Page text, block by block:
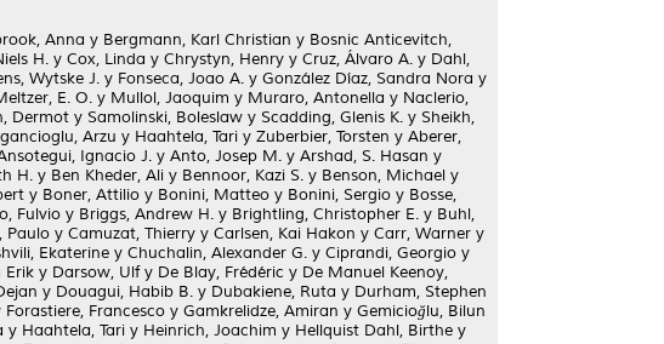
Anna y Bergmann, Karl Christian y Bosnic Anticevitch,
H. y Cox, Linda y Chrystyn, Henry y Cruz, Álvaro A. y Dahl,
Wytske J. y Fonseca, Joao A. y González Díaz, Sandra Nora y
E. O. y Mullol, Jaoquim y Muraro, Antonella y Naclerio,
Dermot y Samolinski, Boleslaw y Scadding, Glenis K. y Sheikh,
Arzu y Haahtela, Tari y Zuberbier, Torsten y Aberer,
Ignacio J. y Anto, Josep M. y Arshad, S. Hasan y
H. y Ben Kheder, Ali y Bennoor, Kazi S. y Benson, Michael y
y Boner, Attilio y Bonini, Matteo y Bonini, Sergio y Bosse,
Fulvio y Briggs, Andrew H. y Brightling, Christopher E. y Buhl,
Paulo y Camuzat, Thierry y Carlsen, Kai Hakon y Carr, Warner y
Ekaterine y Chuchalin, Alexander G. y Ciprandi, Georgio y
Erik y Darsow, Ulfy De Blay, Frédéric y De Manuel Keenoy,
y Douagui, Habib B. y Dubakiene, Ruta y Durham, Stephen
Forastiere, Francesco y Gamkrelidze, Amiran y Gemicioğlu, Bilun
y Haahtela, Tari y Heinrich, Joachim y Hellquist Dahl, Birthe y